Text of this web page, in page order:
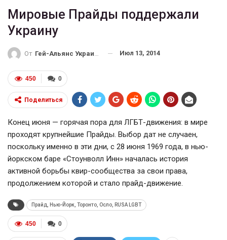
Мировые Прайды поддержали
Украину
От Гей-Альянс Украина Июл 13, 2014
0
450
Поделиться
Конец июня — горячая пора для ЛГБТ-движения: в мире
проходят крупнейшие Прайды. Выбор дат не случаен,
поскольку именно в эти дни, с 28 июня 1969 года, в нью-
йоркском баре «Стоунволл Инн» началась история
активной борьбы квир-сообщества за свои права,
продолжением которой и стало прайд-движение.
Прайд, Нью-Йорк, Торонто, Осло, RUSA LGBT
0
450